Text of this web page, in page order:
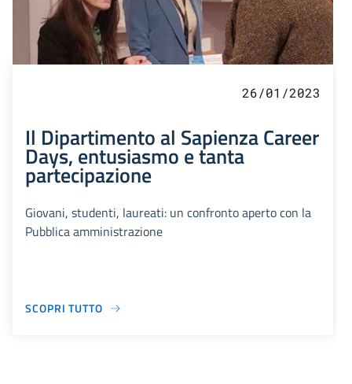
26/01/2023
Il Dipartimento al Sapienza Career
Days, entusiasmo e tanta
partecipazione
Giovani, studenti, laureati: un confronto aperto con la
Pubblica amministrazione
SCOPRI TUTTO